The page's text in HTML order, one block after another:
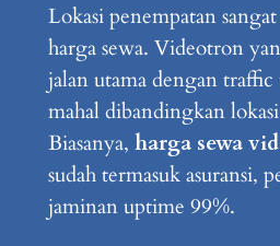
Lokasi penempatan
harga sewa. Videotron
jalan utama dengan
mahal dibandingkan
Biasanya, harga sewa
sudah termasuk asuransi,
jaminan uptime 99%.